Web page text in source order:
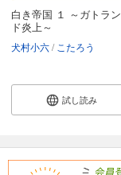
白き帝国 １ ～ガトラン
ド炎上～
犬村小六 こたろう
試し読み